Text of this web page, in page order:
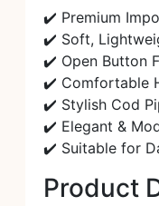
✔️ Premium
✔️ Soft,
✔️ Open Button
✔️ Comfortable
✔️ Stylish Cod
✔️ Elegant &
✔️ Suitable for
Product